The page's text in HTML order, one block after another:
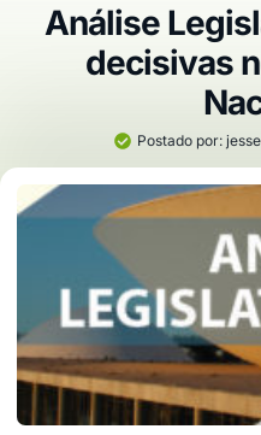
Análise
decisivas
Postado por: